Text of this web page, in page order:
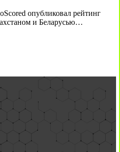
опубликовал рейтинг
и Беларусью…